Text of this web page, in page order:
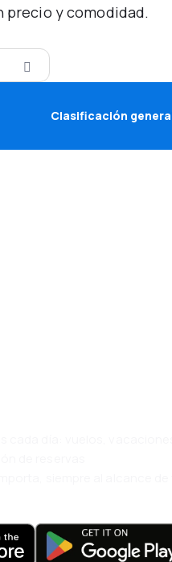
precio y comodidad.
Clasificación